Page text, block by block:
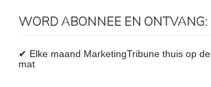
WORD ABONNEE EN ONTVANG:
✔ Elke maand MarketingTribune thuis op de
mat